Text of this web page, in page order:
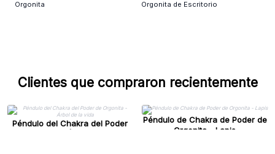
Orgonita Orgonita de Escritorio
Clientes que compraron recientemente
Péndulo del Chakra del Poder
Péndulo de Chakra de Poder de
Orgonita - Lapis